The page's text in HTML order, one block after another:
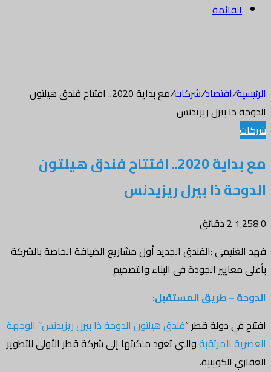
القائمة
الرئيسية/اقتصاد/شركات/
مع بداية 2020.. افتتاح فندق هيلتون
الدوحة ذا بيرل ريزيدنس
شركات
مع بداية 2020.. افتتاح فندق هيلتون
الدوحة ذا بيرل ريزيدنس
0
2 دقائق
فهد الغنيمي :الفندق الجديد أول مشاريع الضيافة الخاصة بالشركة
بأعلى معايير الجودة في البناء والتصميم
الدوحة – طريق المستقبل:
افتتح في دولة قطر “فندق هيلتون الدوحة ذا بيرل ريزيدنس” الوجهة
العصرية المرتقبةوالتي تعود ملكيتها إلى شركة قطر الأولى للتطوير
العقاري الكويتية.